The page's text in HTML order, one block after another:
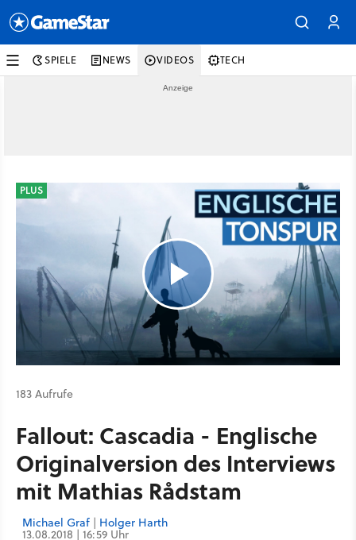
SPIELE NEWS VIDEOS TECH
PLUS
183 Aufrufe
Fallout: Cascadia - Englische
Originalversion des Interviews
mit Mathias Rådstam
Michael Graf | Holger Harth
13.08.2018 | 16:59 Uhr